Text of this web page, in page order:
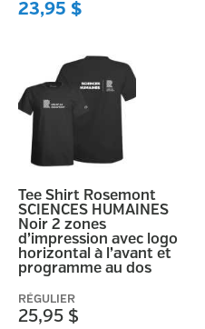
23,95 $
Tee Shirt Rosemont
SCIENCES HUMAINES
Noir 2 zones
d’impression avec logo
horizontal à l’avant et
programme au dos
RÉGULIER
25,95 $